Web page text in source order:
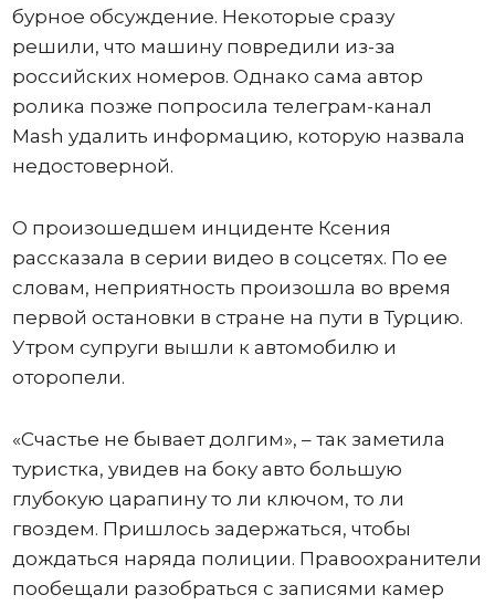
бурное обсуждение. Некоторые сразу
решили, что машину повредили из-за
российских номеров. Однако сама автор
ролика позже попросила телеграм-канал
Mash удалить информацию, которую назвала
недостоверной.
О произошедшем инциденте Ксения
рассказала в серии видео в соцсетях. По ее
словам, неприятность произошла во время
первой остановки в стране на пути в Турцию.
Утром супруги вышли к автомобилю и
оторопели.
«Счастье не бывает долгим», – так заметила
туристка, увидев на боку авто большую
глубокую царапину то ли ключом, то ли
гвоздем. Пришлось задержаться, чтобы
дождаться наряда полиции. Правоохранители
пообещали разобраться с записями камер